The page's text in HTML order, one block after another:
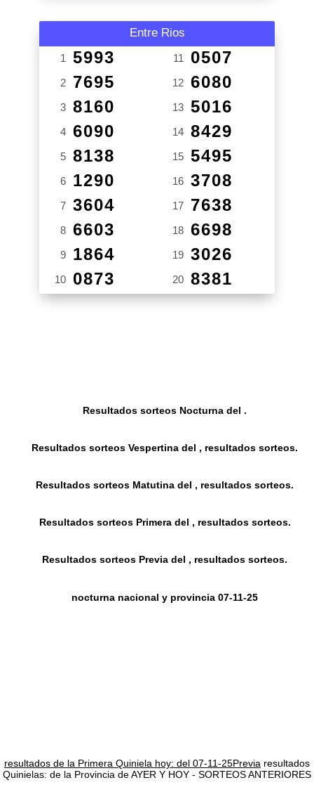
Entre Rios
1 5993
2 7695
3 8160
4 6090
5 8138
6 1290
7 3604
8 6603
9 1864
10 0873
11 0507
12 6080
13 5016
14 8429
15 5495
16 3708
17 7638
18 6698
19 3026
20 8381
Resultados sorteos Nocturna del .
Resultados sorteos Vespertina del , resultados sorteos.
Resultados sorteos Matutina del , resultados sorteos.
Resultados sorteos Primera del , resultados sorteos.
Resultados sorteos Previa del , resultados sorteos.
nocturna nacional y provincia 07-11-25
resultados de la Primera Quiniela hoy: del 07-11-25Previa resultados
Quinielas: de la Provincia de AYER Y HOY - SORTEOS ANTERIORES